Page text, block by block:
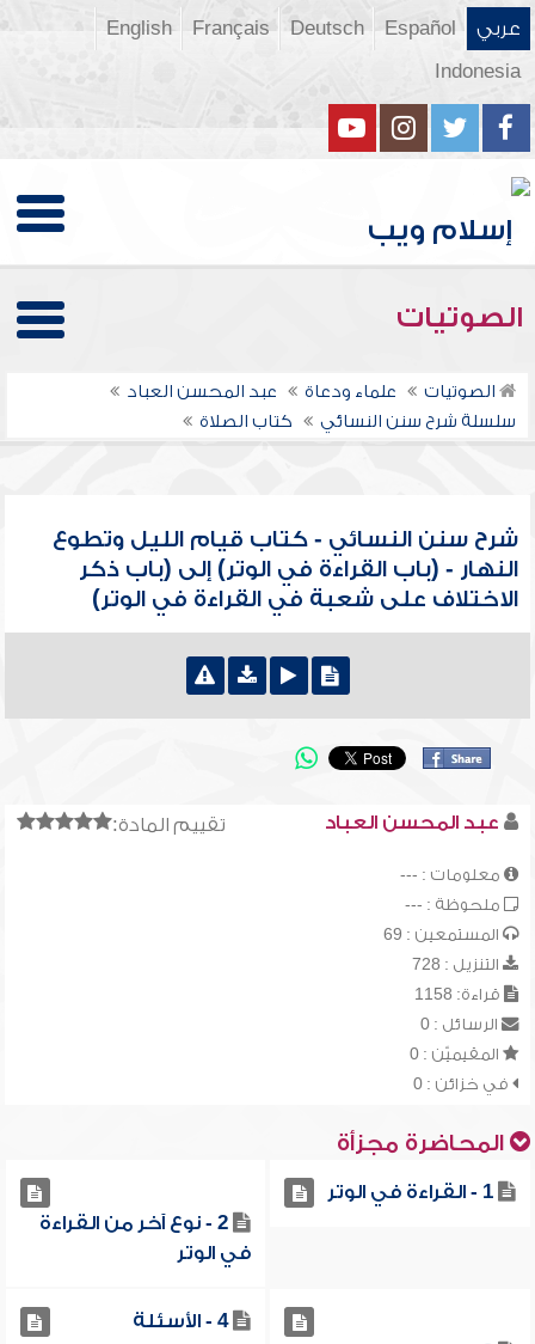
عربي Español
Deutsch
Français
English
Indonesia
الصوتيات
الصوتيات علماء ودعاة
عبد المحسن العباد
سلسلة شرح سنن النسائي
كتاب الصلاة
شرح سنن النسائي - كتاب قيام الليل وتطوع
النهار - (باب القراءة في الوتر) إلى (باب ذكر
الاختلاف على شعبة في القراءة في الوتر)
تقييم المادة: عبد المحسن العباد
معلومات : ---
ملحوظة : ---
المستمعين : 69
التنزيل : 728
قراءة: 1158
الرسائل : 0
المقيميّن : 0
في خزائن : 0
المحاضرة مجزأة
1 - القراءة في الوتر
2 - نوع آخر من القراءة
في الوتر
4 - الأسئلة